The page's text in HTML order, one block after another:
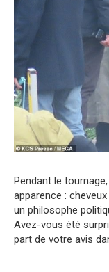
Pendant le
apparence :
un philosophe
Avez-vous été
part de votre avis